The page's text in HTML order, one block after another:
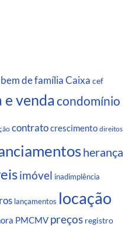
bem de família Caixa cef
e vendacondomínio
contratocrescimento direitos
herança
imóvel inadimplência
lançamentos locação
PMCMV preços registro